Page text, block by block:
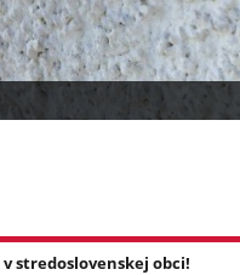
v stredoslovenskej obci!